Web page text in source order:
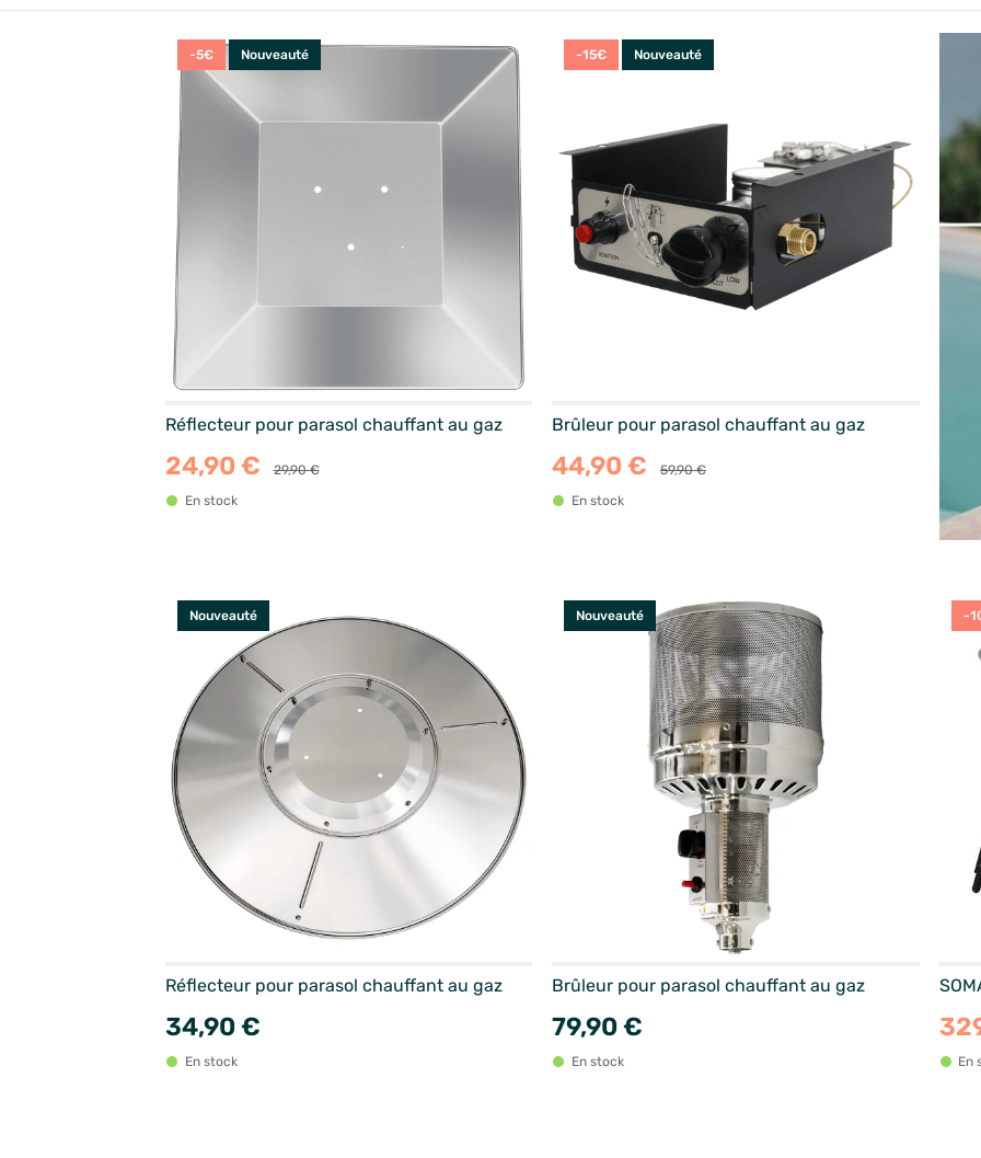
-5€ Nouveauté
Réflecteur pour parasol chauffant au gaz
24,90 €
29,90 €
En stock
-15€ Nouveauté
Brûleur pour parasol chauffant au gaz
44,90 €
59,90 €
En stock
Nouveauté
Réflecteur pour parasol chauffant au gaz
34,90 €
En stock
Nouveauté
Brûleur pour parasol chauffant au gaz
79,90 €
En stock
-
En